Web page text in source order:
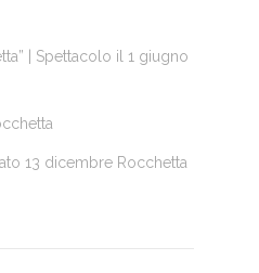
| Spettacolo il 1 giugno
13 dicembre Rocchetta